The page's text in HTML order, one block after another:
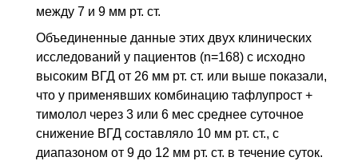
между 7 и 9 мм рт. ст.
Объединенные данные этих двух клинических
исследований у пациентов (n=168) с исходно
высоким ВГД от 26 мм рт. ст. или выше показали,
что у применявших комбинацию тафлупрост +
тимолол через 3 или 6 мес среднее суточное
снижение ВГД составляло 10 мм рт. ст., с
диапазоном от 9 до 12 мм рт. ст. в течение суток.